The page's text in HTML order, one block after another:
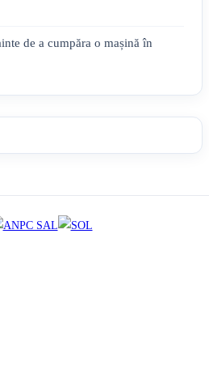
de a cumpăra o mașină în